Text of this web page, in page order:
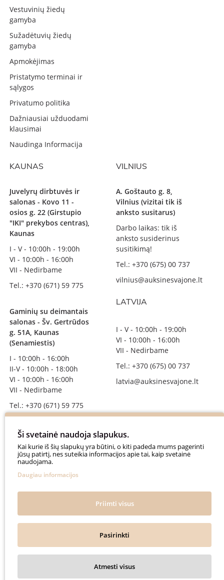
Vestuvinių žiedų
gamyba
Sužadėtuvių žiedų
gamyba
Apmokėjimas
Pristatymo terminai ir
sąlygos
Privatumo politika
Dažniausiai užduodami
klausimai
Naudinga Informacija
KAUNAS
Juvelyrų dirbtuvės ir
salonas - Kovo 11 -
osios g. 22 (Girstupio
"IKI" prekybos centras),
Kaunas
I - V - 10:00h - 19:00h
VI - 10:00h - 16:00h
VII - Nedirbame
Tel.: +370 (671) 59 775
Gaminių su deimantais
salonas - Šv. Gertrūdos
g. 51A, Kaunas
(Senamiestis)
I - 10:00h - 16:00h
II-V - 10:00h - 18:00h
VI - 10:00h - 16:00h
VII - Nedirbame
Tel.: +370 (671) 59 775
SEKITE MUS
auksinesvajone
@auksinesvajone3600
VILNIUS
A. Goštauto g. 8,
Vilnius (vizitai tik iš
anksto susitarus)
Darbo laikas: tik iš
anksto susiderinus
susitikimą!
Tel.: +370 (675) 00 737
vilnius@auksinesvajone.lt
LATVIJA
I - V - 10:00h - 19:00h
VI - 10:00h - 16:00h
VII - Nedirbame
Tel.: +370 (675) 00 737
latvia@auksinesvajone.lt
Ši svetainė naudoja slapukus.
Kai kurie iš šių slapukų yra būtini, o kiti padeda mums pagerinti
jūsų patirtį, nes suteikia informacijos apie tai, kaip svetainė
naudojama.
Daugiau informacijos
Priimti visus
Pasirinkti
Atmesti visus